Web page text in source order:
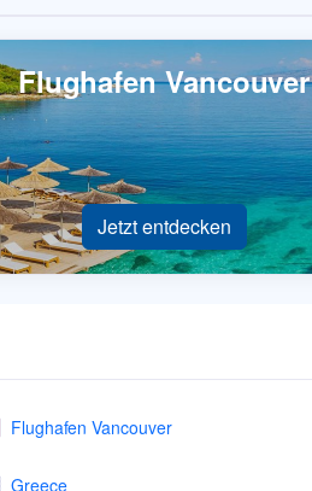
Flughafen Vancouver
Jetzt entdecken
Flughafen Vancouver
Greece